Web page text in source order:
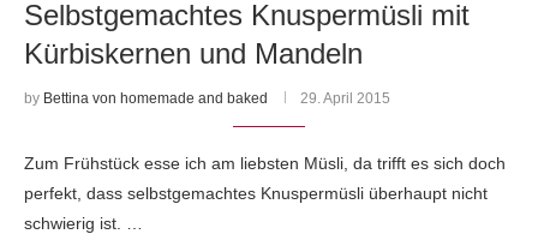
Selbstgemachtes Knuspermüsli mit
Kürbiskernen und Mandeln
by Bettina von homemade and baked 29. April 2015
Zum Frühstück esse ich am liebsten Müsli, da trifft es sich doch
perfekt, dass selbstgemachtes Knuspermüsli überhaupt nicht
schwierig ist. …